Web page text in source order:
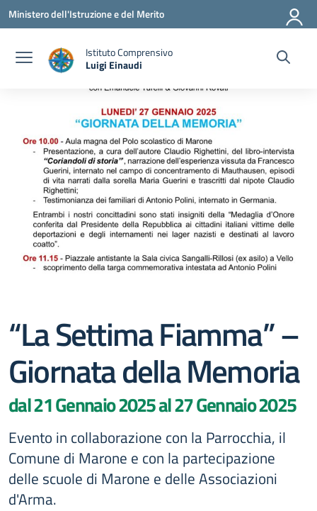
Vai ai contenuti
Vai al menu di navigazione
Vai al footer
Ministero dell'Istruzione e del Merito
Istituto Comprensivo
Luigi Einaudi
— Visita la pagina iniziale della scuola
“La Settima Fiamma” –
Giornata della Memoria
dal 21 Gennaio 2025 al 27 Gennaio 2025
Evento in collaborazione con la Parrocchia, il
Comune di Marone e con la partecipazione
delle scuole di Marone e delle Associazioni
d'Arma.